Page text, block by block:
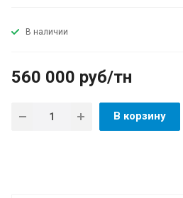
В наличии
560 000 руб/тн
В корзину